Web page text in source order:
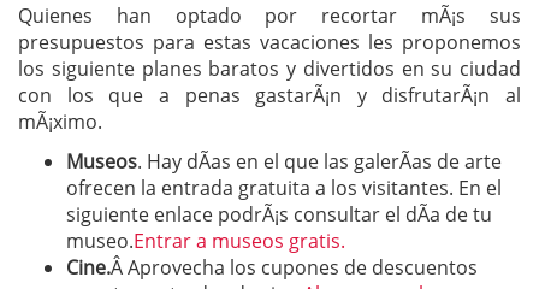
Quienes han optado por recortar mÃ¡s sus
presupuestos para estas vacaciones les proponemos
los siguiente planes baratos y divertidos en su ciudad
con los que a penas gastarÃ¡n y disfrutarÃ¡n al
mÃ¡ximo.
Museos. Hay dÃ­as en el que las galerÃ­as de arte
ofrecen la entrada gratuita a los visitantes. En el
siguiente enlace podrÃ¡s consultar el dÃ­a de tu
museo.Entrar a museos gratis.
Cine.Â Aprovecha los cupones de descuentos